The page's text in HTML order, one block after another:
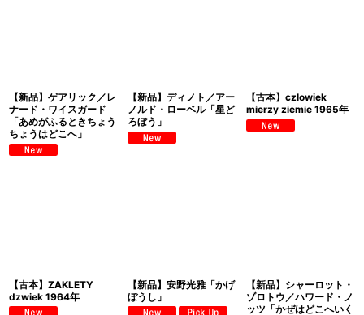
【新品】ゲアリック／レ
ナード・ワイスガード
「あめがふるときちょう
ちょうはどこへ」
【新品】ディノト／アー
ノルド・ローベル「星ど
ろぼう」
【古本】czlowiek
mierzy ziemie 1965年
【古本】ZAKLETY
dzwiek 1964年
【新品】安野光雅「かげ
ぼうし」
【新品】シャーロット・
ゾロトウ／ハワード・ノ
ッツ「かぜはどこへいく